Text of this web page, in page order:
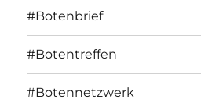
#Botenbrief
#Botentreffen
#Botennetzwerk